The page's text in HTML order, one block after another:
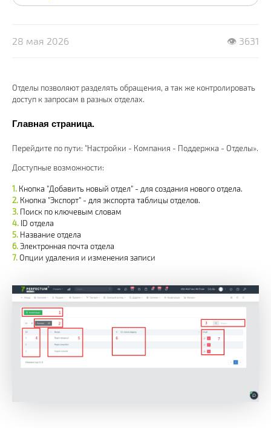
28 мая 2026 👁 3631
Отделы позволяют разделять обращения, а так же контролировать
доступ к запросам в разных отделах.
Главная страница.
Перейдите по пути: "Настройки - Компания - Поддержка - Отделы».
Доступные возможности:
Кнопка "Добавить новый отдел" - для создания нового отдела.
Кнопка "Экспорт" - для экспорта таблицы отделов.
Поиск по ключевым словам
ID отдела
Название отдела
Электронная почта отдела
Опции удаления и изменения записи